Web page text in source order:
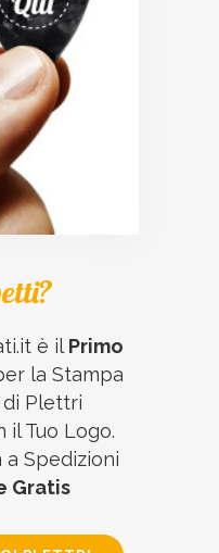
è il Primo
la Stampa
Plettri
il Tuo Logo.
a Spedizioni
Gratis